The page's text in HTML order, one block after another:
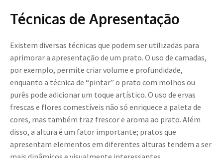
Técnicas de Apresentação
Existem diversas técnicas que podem ser utilizadas para
aprimorar a apresentação de um prato. O uso de camadas,
por exemplo, permite criar volume e profundidade,
enquanto a técnica de “pintar” o prato com molhos ou
purês pode adicionar um toque artístico. O uso de ervas
frescas e flores comestíveis não só enriquece a paleta de
cores, mas também traz frescor e aroma ao prato. Além
disso, a altura é um fator importante; pratos que
apresentam elementos em diferentes alturas tendem a ser